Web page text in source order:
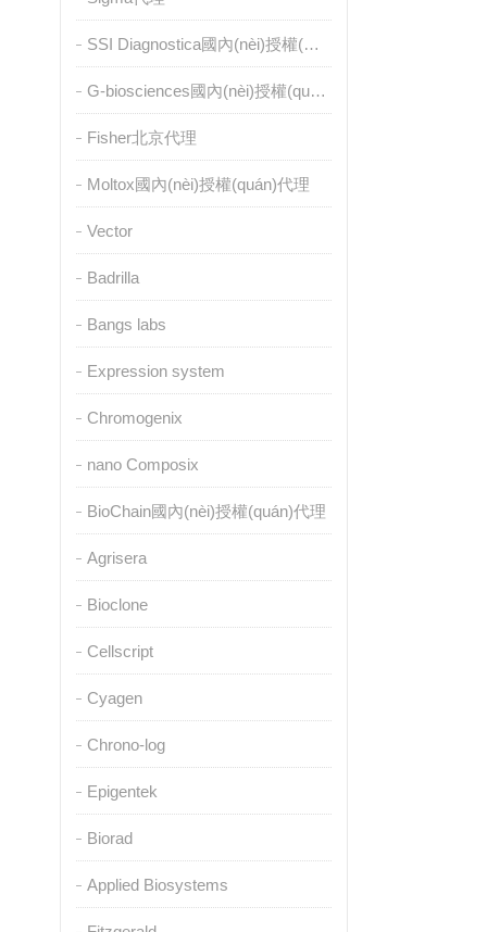
SSI Diagnostica國內(nèi)授權(quán)代理
G-biosciences國內(nèi)授權(quán)代理
Fisher北京代理
Moltox國內(nèi)授權(quán)代理
Vector
Badrilla
Bangs labs
Expression system
Chromogenix
nano Composix
BioChain國內(nèi)授權(quán)代理
Agrisera
Bioclone
Cellscript
Cyagen
Chrono-log
Epigentek
Biorad
Applied Biosystems